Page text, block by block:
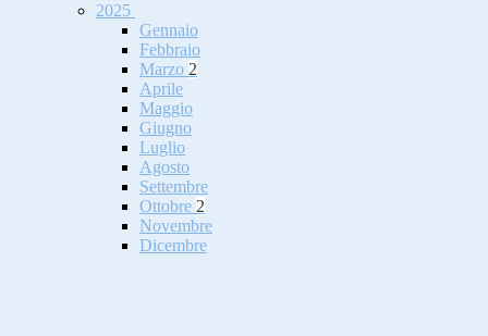
2025
Gennaio
Febbraio
Marzo 2
Aprile
Maggio
Giugno
Luglio
Agosto
Settembre
Ottobre 2
Novembre
Dicembre